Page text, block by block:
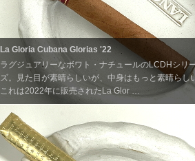
La Gloria Cubana Glorias '22
ラグジュアリーなボワト・ナチュールのLCDHシリ
ズ。見た目が素晴らしいが、中身はもっと素晴らし
これは2022年に販売されたLa Glor …